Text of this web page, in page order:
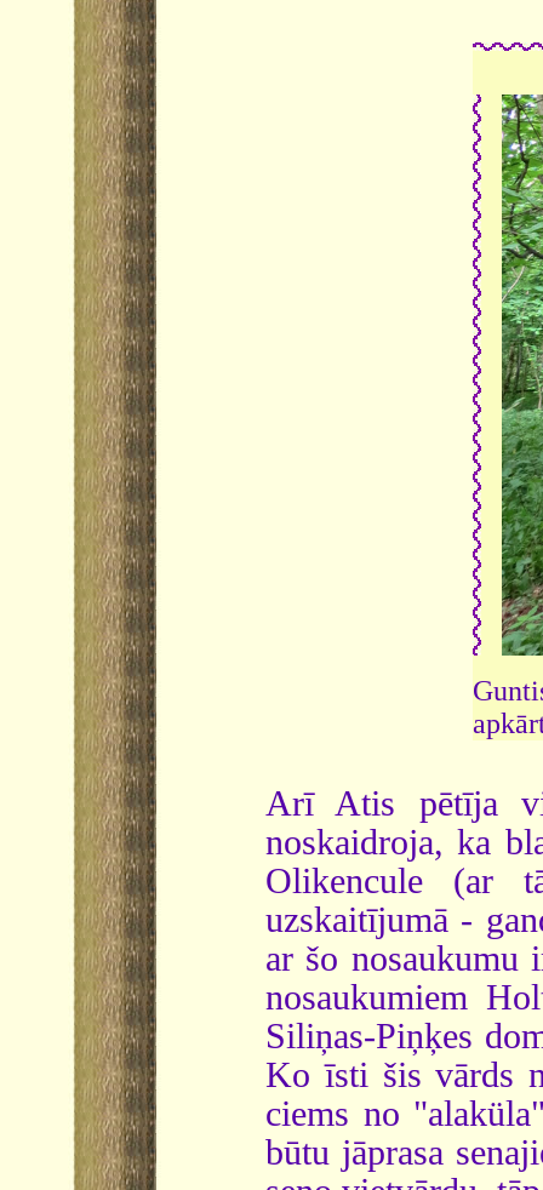
Arī Atis pētīja
noskaidroja, ka
Olikencule (ar
uzskaitījumā -
ar šo nosaukumu
nosaukumiem
Siliņas-Piņķes
Ko īsti šis vārds
ciems no
būtu jāprasa